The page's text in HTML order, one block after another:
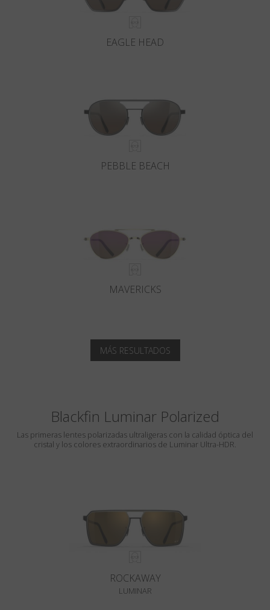
EAGLE HEAD
PEBBLE BEACH
MAVERICKS
MÁS RESULTADOS
Blackfin Luminar Polarized
Las primeras lentes polarizadas ultraligeras con la calidad óptica del
cristal y los colores extraordinarios de Luminar Ultra-HDR.
ROCKAWAY
LUMINAR